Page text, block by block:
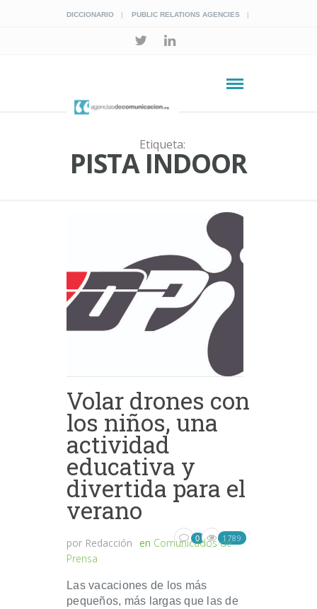
DICCIONARIO PUBLIC RELATIONS AGENCIES
Etiqueta:
PISTA INDOOR
Volar drones con
los niños, una
actividad
educativa y
divertida para el
verano
por Redacción en Comunicados de
Prensa
0 1789
Las vacaciones de los más
pequeños, más largas que las de